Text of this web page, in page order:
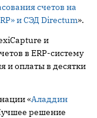
счетов на
и СЭД Directum».
и
в ERP-систему
и оплаты в десятки
«Аладдин
решение